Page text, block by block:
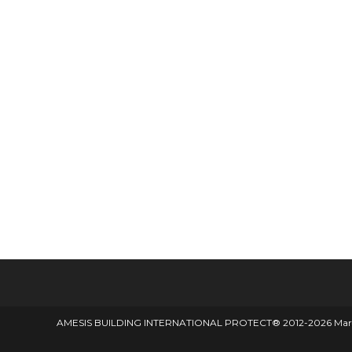
AMESIS BUILDING INTERNATIONAL PROTECT® 2012-2026